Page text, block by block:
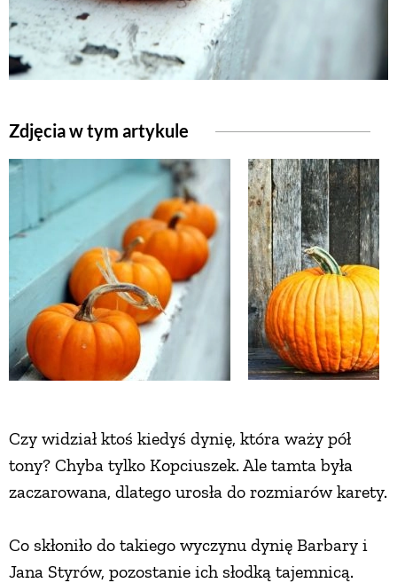
Zdjęcia w tym artykule
Czy widział ktoś kiedyś dynię, która waży pół
tony? Chyba tylko Kopciuszek. Ale tamta była
zaczarowana, dlatego urosła do rozmiarów karety.
Co skłoniło do takiego wyczynu dynię Barbary i
Jana Styrów, pozostanie ich słodką tajemnicą.